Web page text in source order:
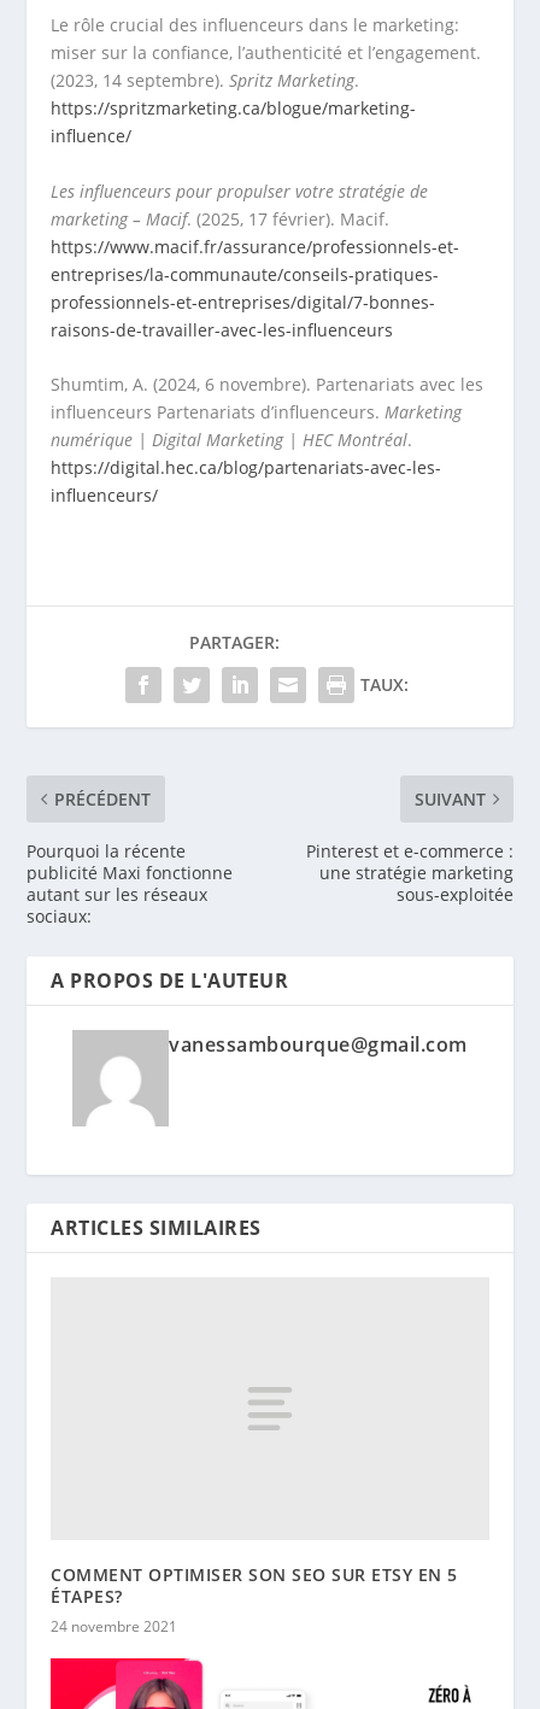
Le rôle crucial des influenceurs dans le marketing:
miser sur la confiance, l’authenticité et l’engagement.
(2023, 14 septembre).Spritz Marketing.
https://spritzmarketing.ca/blogue/marketing-
influence/
Les influenceurs pour propulser votre stratégie de
marketing – Macif. (2025, 17 février). Macif.
https://www.macif.fr/assurance/professionnels-et-
entreprises/la-communaute/conseils-pratiques-
professionnels-et-entreprises/digital/7-bonnes-
raisons-de-travailler-avec-les-influenceurs
Shumtim, A. (2024, 6 novembre). Partenariats avec les
influenceurs Partenariats d’influenceurs.Marketing
numérique | Digital Marketing | HEC Montréal.
https://digital.hec.ca/blog/partenariats-avec-les-
influenceurs/
PARTAGER:
TAUX:
PRÉCÉDENT
Pourquoi la récente
publicité Maxi fonctionne
autant sur les réseaux
sociaux:
SUIVANT
Pinterest et e-commerce :
une stratégie marketing
sous-exploitée
A PROPOS DE L'AUTEUR
vanessambourque@gmail.com
ARTICLES SIMILAIRES
COMMENT OPTIMISER SON SEO SUR ETSY EN 5
ÉTAPES?
24 novembre 2021